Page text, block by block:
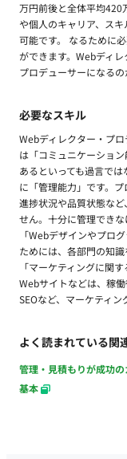
万円前後と全体平均420
や個人のキャリア、ス
可能です。 なるために
ができます。Webディ
プロデューサーになるの
必要なスキル
Webディレクター・プ
は「コミュニケーショ
あるといっても過言で
に「管理能力」です。
進捗状況や品質状態な
せん。十分に管理でき
「Webデザインやプロ
ためには、各部門の知
「マーケティングに関
Webサイトなどは、稼
SEOなど、マーケティン
よく読まれている関
管理・見積もりが成功
基本